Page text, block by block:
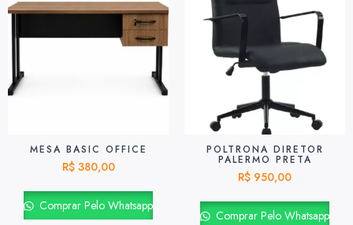
MESA BASIC OFFICE
R$380,00
Comprar Pelo Whatsapp
POLTRONA DIRETOR
PALERMO PRETA
R$ 950,00
Comprar Pelo Whatsapp